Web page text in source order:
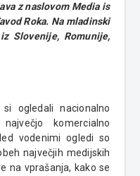
z naslovom Media is
Roka. Na mladinski
Slovenije, Romunije,
ogledali nacionalno
komercialno
vodenimi ogledi so
največjih medijskih
na vprašanja, kako se